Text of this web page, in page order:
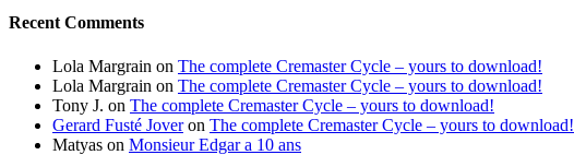
Recent Comments
Lola Margrain on The complete Cremaster Cycle – yours to download!
Lola Margrain on The complete Cremaster Cycle – yours to download!
Tony J. on The complete Cremaster Cycle – yours to download!
Gerard Fusté Joveron The complete Cremaster Cycle – yours to download!
Matyas on Monsieur Edgar a 10 ans